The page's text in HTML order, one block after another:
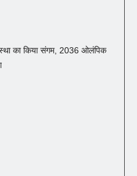
का किया संगम, 2036 ओलंपिक